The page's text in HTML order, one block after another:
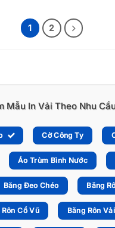
1 2
Mẫu In Vải Theo Nhu
Cờ Công Ty
Áo Trùm Bình Nước
Băng Đeo Chéo Băng
Rôn Cổ Vũ Băng Rôn Vải